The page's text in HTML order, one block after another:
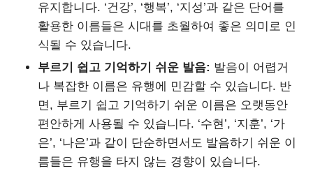
유지합니다. ‘건강’, ‘행복’, ‘지성’과 같은 단어를
활용한 이름들은 시대를 초월하여 좋은 의미로 인
식될 수 있습니다.
부르기 쉽고 기억하기 쉬운 발음: 발음이 어렵거
나 복잡한 이름은 유행에 민감할 수 있습니다. 반
면, 부르기 쉽고 기억하기 쉬운 이름은 오랫동안
편안하게 사용될 수 있습니다. ‘수현’, ‘지훈’, ‘가
은’, ‘나은’과 같이 단순하면서도 발음하기 쉬운 이
름들은 유행을 타지 않는 경향이 있습니다.